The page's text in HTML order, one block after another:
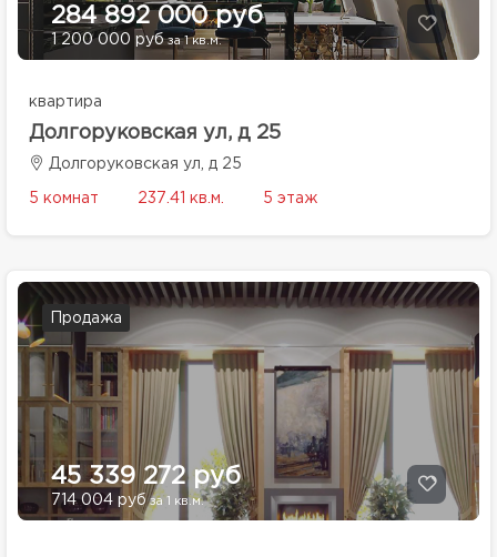
284 892 000 руб
1 200 000 рубза 1 кв.м.
квартира
Долгоруковская ул, д 25
Долгоруковская ул, д 25
5 комнат 237.41 кв.м. 5 этаж
Продажа
45 339 272 руб
714 004 рубза 1 кв.м.